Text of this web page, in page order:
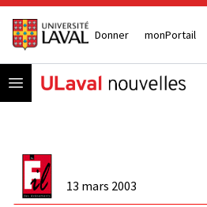
Donner monPortail
Open menu
13 mars 2003